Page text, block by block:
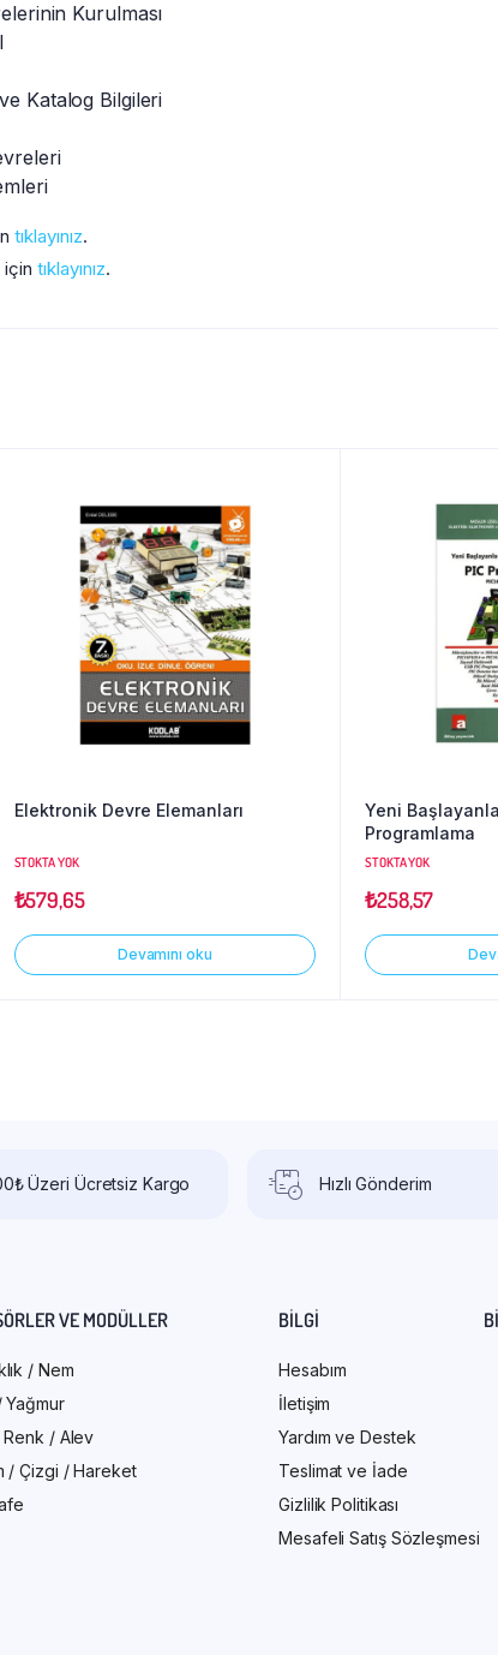
Kurulması
Katalog Bilgileri
tıklayınız.
için tıklayınız.
Elektronik Devre Elemanları
STOKTA YOK
₺579,65
Devamını oku
Yeni
Programlama
STOKTA YOK
₺258,57
Üzeri Ücretsiz Kargo Hızlı Gönderim
VE MODÜLLER
/ Nem
Yağmur
Renk / Alev
/ Çizgi / Hareket
BILGI
Hesabım
İletişim
Yardım ve Destek
Teslimat ve İade
Gizlilik Politikası
Mesafeli Satış Sözleşmesi